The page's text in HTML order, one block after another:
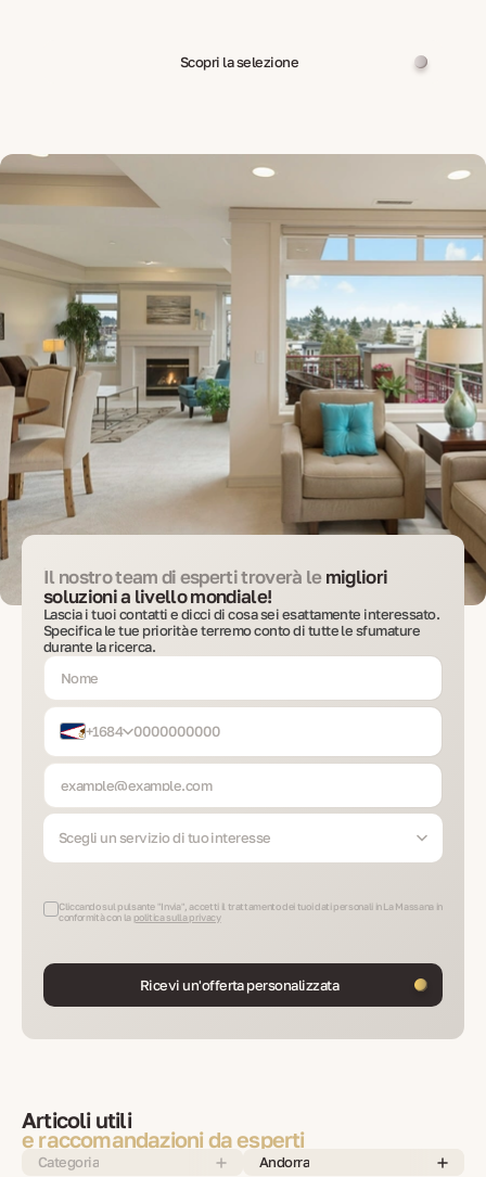
Scopri la selezione
Il nostro team di esperti troverà lemigliori
soluzioni a livello mondiale!
Lascia i tuoi contatti e dicci di cosa sei esattamente interessato.
Specifica le tue priorità e terremo conto di tutte le sfumature
durante la ricerca.
+1684
Scegli un servizio di tuo interesse
Cliccando sul pulsante "Invia", accetti il trattamento dei tuoi dati personali in La Massana in
conformità con la politica sulla privacy
Ricevi un'offerta personalizzata
Articoli utili
e raccomandazioni da esperti
Categoria Andorra